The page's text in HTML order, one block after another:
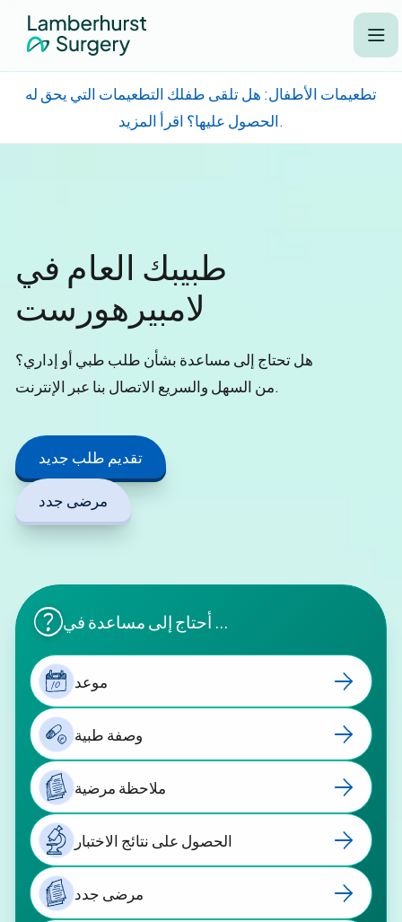
تطعيمات الأطفال: هل تلقى طفلك التطعيمات التي يحق له
الحصول عليها؟ اقرأ المزيد.
طبيبك العام في
لامبيرهورست
هل تحتاج إلى مساعدة بشأن طلب طبي أو إداري؟
من السهل والسريع الاتصال بنا عبر الإنترنت.
تقديم طلب جديد
مرضى جدد
أحتاج إلى مساعدة في ...
10 موعد
وصفة طبية
ملاحظة مرضية
الحصول على نتائج الاختبار
مرضى جدد